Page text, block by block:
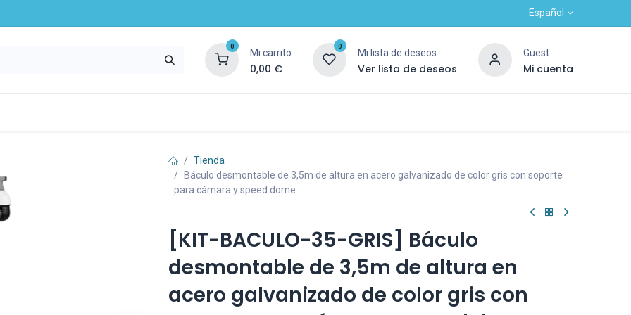
Español
0
Mi carrito
0,00 €
0
Mi lista de deseos
Ver lista de deseos
Guest
Mi cuenta
Tienda
Báculo desmontable de 3,5m de altura en acero galvanizado de color gris con soporte
para cámara y speed dome
[KIT-BACULO-35-GRIS] Báculo
desmontable de 3,5m de altura en
acero galvanizado de color gris con